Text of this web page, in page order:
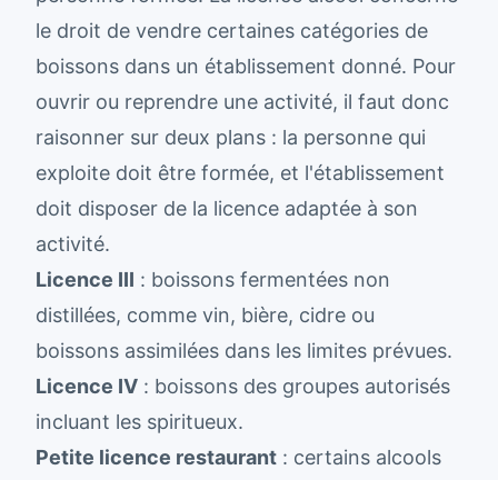
le droit de vendre certaines catégories de
boissons dans un établissement donné. Pour
ouvrir ou reprendre une activité, il faut donc
raisonner sur deux plans : la personne qui
exploite doit être formée, et l'établissement
doit disposer de la licence adaptée à son
activité.
Licence III : boissons fermentées non
distillées, comme vin, bière, cidre ou
boissons assimilées dans les limites prévues.
Licence IV : boissons des groupes autorisés
incluant les spiritueux.
Petite licence restaurant : certains alcools